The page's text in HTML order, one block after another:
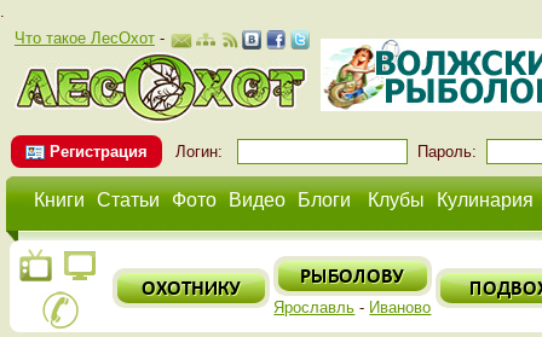
.
Что такое ЛесОхот-
Регистрация Логин: Пароль:
Книги Статьи Фото Видео Блоги Клубы Кулинария
Ярославль - Иваново